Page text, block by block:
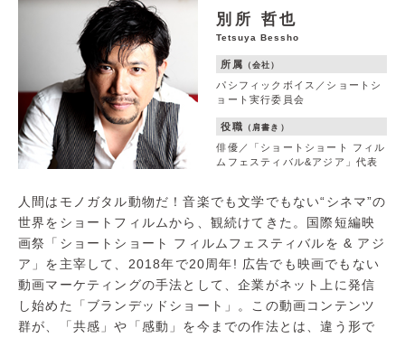
別所 哲也
Tetsuya Bessho
所属 （会社）
パシフィックボイス／ショートシ
ョート実行委員会
役職 （肩書き）
俳優／「ショートショート フィル
ムフェスティバル&アジア」代表
人間はモノガタル動物だ！音楽でも文学でもない“シネマ”の
世界をショートフィルムから、観続けてきた。国際短編映
画祭「ショートショート フィルムフェスティバルを & アジ
ア」を主宰して、2018年で20周年! 広告でも映画でもない
動画マーケティングの手法として、企業がネット上に発信
し始めた「ブランデッドショート」。この動画コンテンツ
群が、「共感」や「感動」を今までの作法とは、違う形で